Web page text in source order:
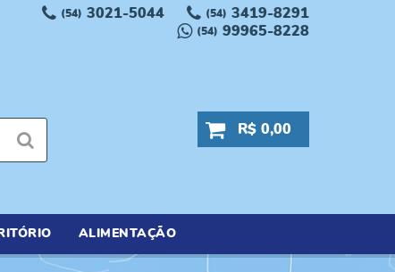
(54) 3021-5044 (54) 3419-8291
(54) 99965-8228
R$ 0,00
ALIMENTAÇÃO